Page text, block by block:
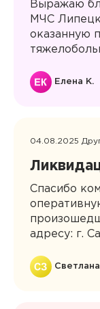
Выражаю
МЧС
оказанную
местной
для
приехали
большое за
будут
Елена К.
04.08.2025
Спасибо
адресу: г.